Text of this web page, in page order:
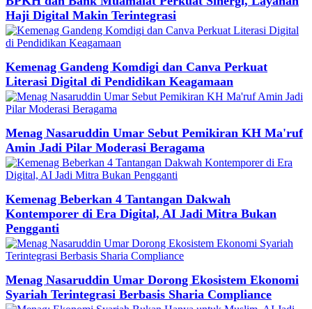
Haji Digital Makin Terintegrasi
Kemenag Gandeng Komdigi dan Canva Perkuat
Literasi Digital di Pendidikan Keagamaan
Menag Nasaruddin Umar Sebut Pemikiran KH Ma'ruf
Amin Jadi Pilar Moderasi Beragama
Kemenag Beberkan 4 Tantangan Dakwah
Kontemporer di Era Digital, AI Jadi Mitra Bukan
Pengganti
Menag Nasaruddin Umar Dorong Ekosistem Ekonomi
Syariah Terintegrasi Berbasis Sharia Compliance